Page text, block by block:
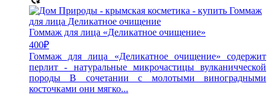
Гоммаж для лица «Деликатное очищение»
400₽
Гоммаж для лица «Деликатное очищение» содержит
перлит - натуральные микрочастицы вулканичческой
породы В сочетании с молотыми виноградными
косточками они мягко...